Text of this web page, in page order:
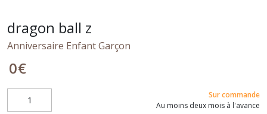
dragon ball z
Anniversaire Enfant Garçon
0€
Sur commande
Au moins deux mois à l'avance